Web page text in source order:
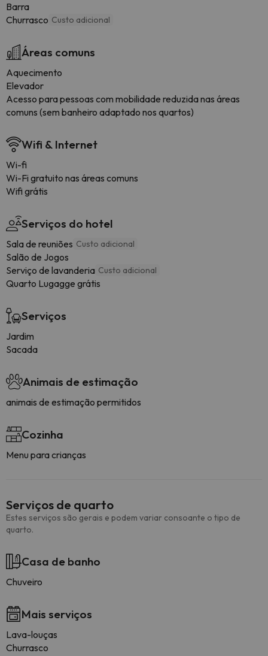
Barra
Churrasco Custo adicional
Áreas comuns
Aquecimento
Elevador
Acesso para pessoas com mobilidade reduzida nas áreas
comuns (sem banheiro adaptado nos quartos)
Wifi & Internet
Wi-fi
Wi-Fi gratuito nas áreas comuns
Wifi grátis
Serviços do hotel
Sala de reuniões Custo adicional
Salão de Jogos
Serviço de lavanderia Custo adicional
Quarto Lugagge grátis
Serviços
Jardim
Sacada
Animais de estimação
animais de estimação permitidos
Cozinha
Menu para crianças
Serviços de quarto
Estes serviços são gerais e podem variar consoante o tipo de
quarto.
Casa de banho
Chuveiro
Mais serviços
Lava-louças
Churrasco